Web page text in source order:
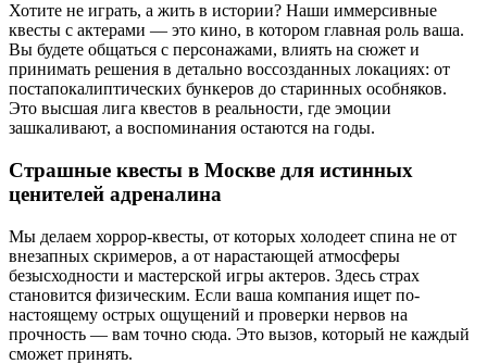
Хотите не играть, а жить в истории? Наши иммерсивные
квесты с актерами — это кино, в котором главная роль ваша.
Вы будете общаться с персонажами, влиять на сюжет и
принимать решения в детально воссозданных локациях: от
постапокалиптических бункеров до старинных особняков.
Это высшая лига квестов в реальности, где эмоции
зашкаливают, а воспоминания остаются на годы.
Страшные квесты в Москве для истинных
ценителей адреналина
Мы делаем хоррор-квесты, от которых холодеет спина не от
внезапных скримеров, а от нарастающей атмосферы
безысходности и мастерской игры актеров. Здесь страх
становится физическим. Если ваша компания ищет по-
настоящему острых ощущений и проверки нервов на
прочность — вам точно сюда. Это вызов, который не каждый
сможет принять.